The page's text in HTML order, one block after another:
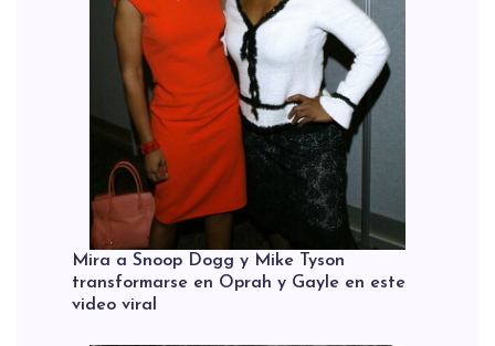
Mira a Snoop Dogg y Mike Tyson
transformarse en Oprah y Gayle en este
video viral